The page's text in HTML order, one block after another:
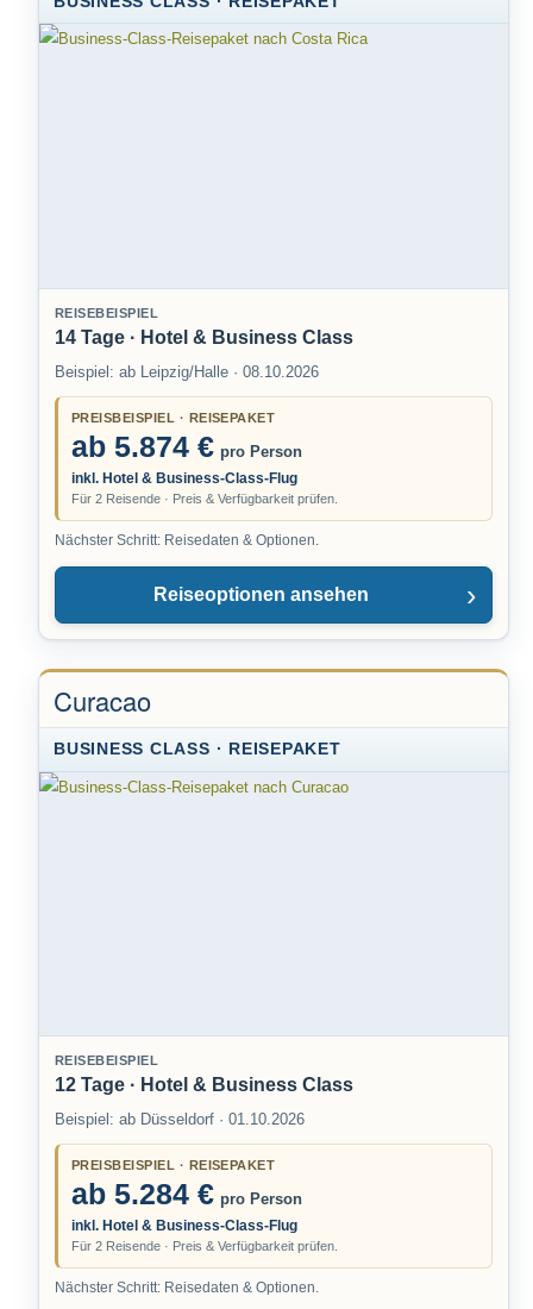
REISEBEISPIEL
14 Tage · Hotel & Business Class
Beispiel: ab Leipzig/Halle · 08.10.2026
PREISBEISPIEL · REISEPAKET
ab 5.874 € pro Person
inkl. Hotel & Business-Class-Flug
Für 2 Reisende · Preis & Verfügbarkeit prüfen.
Nächster Schritt: Reisedaten & Optionen.
Reiseoptionen ansehen
Curacao
BUSINESS CLASS · REISEPAKET
REISEBEISPIEL
12 Tage · Hotel & Business Class
Beispiel: ab Düsseldorf · 01.10.2026
PREISBEISPIEL · REISEPAKET
ab 5.284 € pro Person
inkl. Hotel & Business-Class-Flug
Für 2 Reisende · Preis & Verfügbarkeit prüfen.
Nächster Schritt: Reisedaten & Optionen.